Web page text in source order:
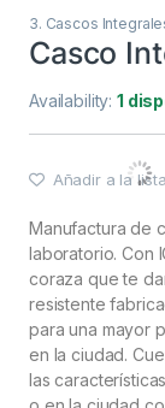
3. Cascos
Casco
Availability:1
Añadir a la
Manufactura de
laboratorio. Con
coraza que te
resistente
para una mayor
en la ciudad.
las